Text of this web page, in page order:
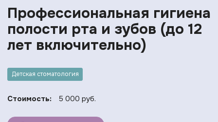
Профессиональная гигиена
полости рта и зубов (до 12
лет включительно)
Детская стоматология
Стоимость: 5 000 руб.